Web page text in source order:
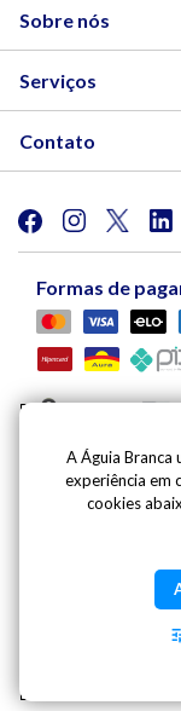
Sobre nós
Serviços
Contato
Formas de
Viação Águia
Cariacica - ES -
Inscricao
- SAC |
A Águia Branca
experiência em
cookies